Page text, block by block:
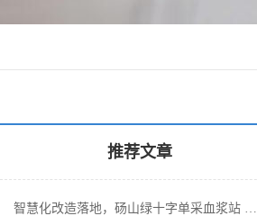
推荐文章
智慧化改造落地，砀山绿十字单采血浆站 …